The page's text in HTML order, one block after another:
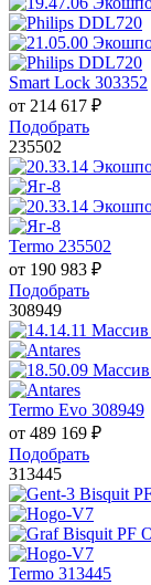
Smart Lock 303352
от 214 617 ₽
Подобрать
235502
Termo 235502
от 190 983 ₽
Подобрать
308949
Termo Evo 308949
от 489 169 ₽
Подобрать
313445
Termo 313445